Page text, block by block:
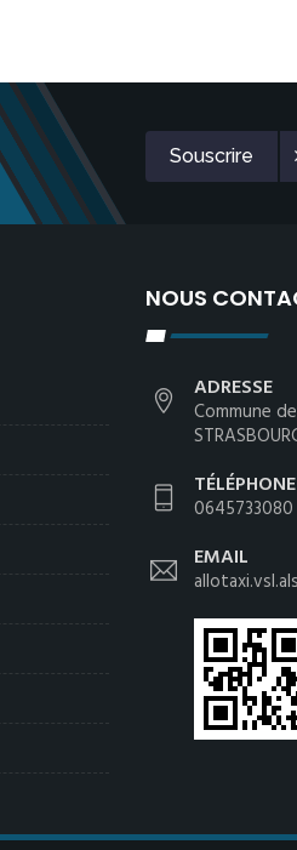
Souscrire
NOUS
ADRESSE
Commune
TÉLÉPHONE
0645733080
EMAIL